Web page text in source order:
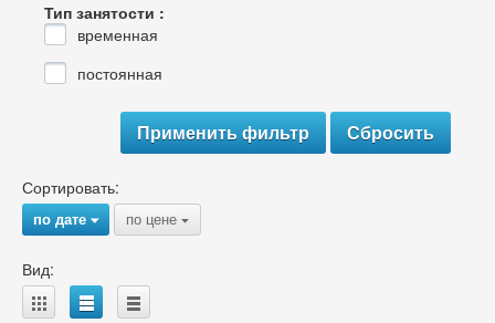
Тип занятости :
временная
постоянная
Сортировать:
по дате{ по цене {
Вид:
A B C